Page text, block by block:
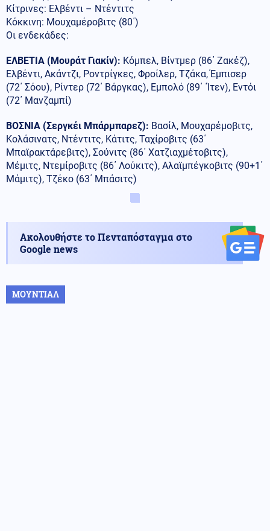
Κίτρινες: Ελβέντι – Ντέντιτς
Κόκκινη: Μουχαμέροβιτς (80΄)
Οι ενδεκάδες:
EΛΒΕΤΙΑ (Μουράτ Γιακίν): Κόμπελ, Βίντμερ (86΄ Ζακέζ),
Ελβέντι, Ακάντζι, Ροντρίγκες, Φροίλερ, Τζάκα, Έμπισερ
(72΄ Σόου), Ρίντερ (72΄ Βάργκας), Εμπολό (89΄ ΄Ίτεν), Εντόι
(72΄ Μανζαμπί)
ΒΟΣΝΙΑ (Σεργκέι Μπάρμπαρεζ): Βασίλ, Μουχαρέμοβιτς,
Κολάσινατς, Ντέντιτς, Κάτιτς, Ταχίροβιτς (63΄
Μπαϊρακτάρεβιτς), Σούνιτς (86΄ Χατζιαχμέτοβιτς),
Μέμιτς, Ντεμίροβιτς (86΄ Λούκιτς), Αλαϊμπέγκοβιτς (90+1΄
Μάμιτς), Τζέκο (63΄ Μπάσιτς)
Ακολουθήστε το Πενταπόσταγμα στο
Google news
ΜΟΥΝΤΙΑΛ